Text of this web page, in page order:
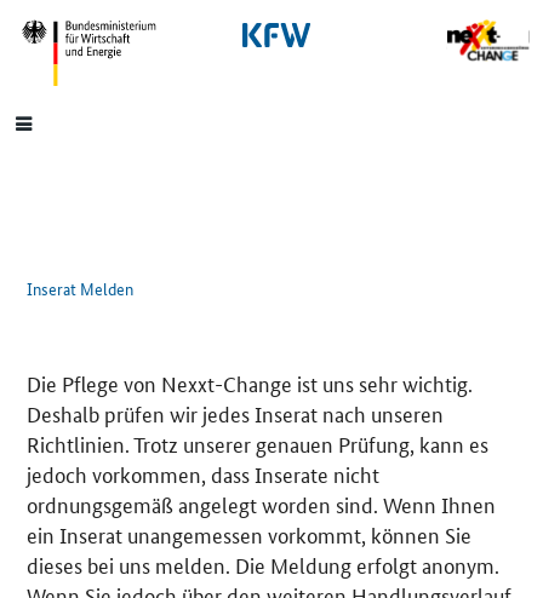
SrOnlyNavigation
Hauptmenü
Inserat Melden
Die Pflege von Nexxt-Change ist uns sehr wichtig.
Deshalb prüfen wir jedes Inserat nach unseren
Richtlinien. Trotz unserer genauen Prüfung, kann es
jedoch vorkommen, dass Inserate nicht
ordnungsgemäß angelegt worden sind. Wenn Ihnen
ein Inserat unangemessen vorkommt, können Sie
dieses bei uns melden. Die Meldung erfolgt anonym.